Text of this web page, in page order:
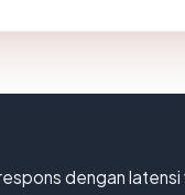
dengan latensi